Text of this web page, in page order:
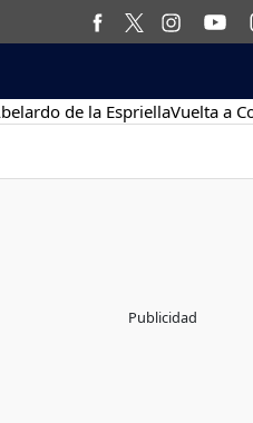
de la EspriellaVuelta a